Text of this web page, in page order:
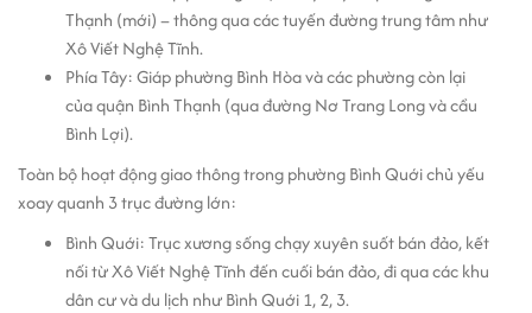
Thạnh (mới) – thông qua các tuyến đường trung tâm như
Xô Viết Nghệ Tĩnh.
Phía Tây: Giáp phường Bình Hòa và các phường còn lại
của quận Bình Thạnh (qua đường Nơ Trang Long và cầu
Bình Lợi).
Toàn bộ hoạt động giao thông trong phường Bình Quới chủ yếu
xoay quanh 3 trục đường lớn:
Bình Quới: Trục xương sống chạy xuyên suốt bán đảo, kết
nối từ Xô Viết Nghệ Tĩnh đến cuối bán đảo, đi qua các khu
dân cư và du lịch như Bình Quới 1, 2, 3.